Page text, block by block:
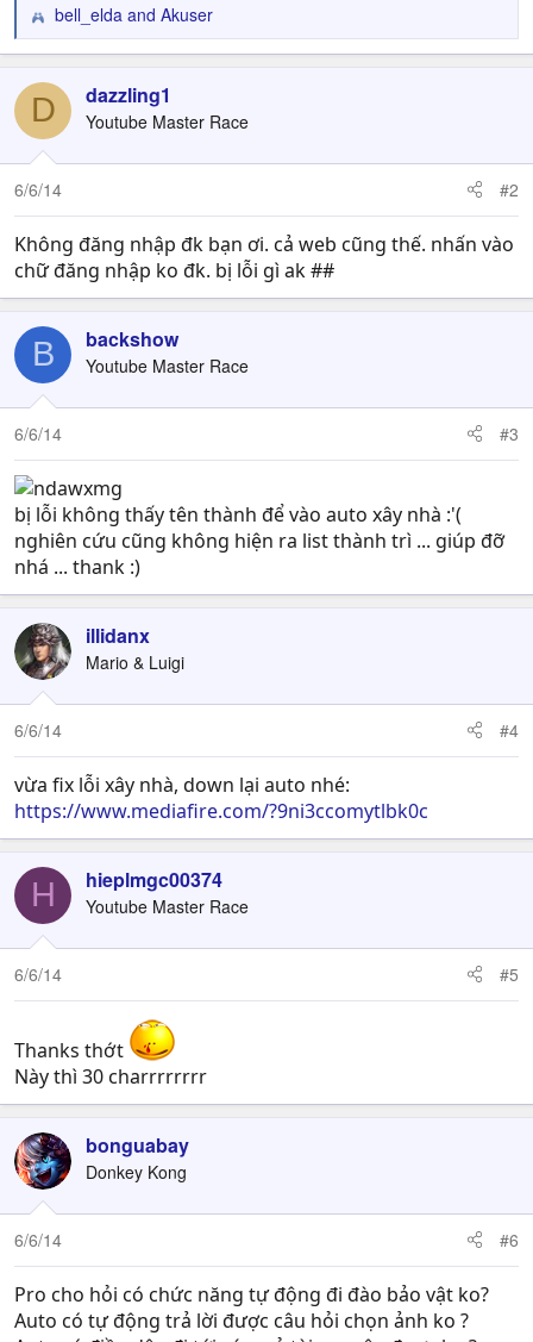
R
e
c
i
o
n
s
bell_elda and Akuser
D dazzling1
Youtube Master Race
6/6/14 #2
Không đăng nhập đk bạn ơi. cả web cũng thế. nhấn vào
chữ đăng nhập ko đk. bị lỗi gì ak ##
B backshow
Youtube Master Race
6/6/14 #3
bị lỗi không thấy tên thành để vào auto xây nhà :'(
nghiên cứu cũng không hiện ra list thành trì ... giúp đỡ
nhá ... thank :)
illidanx
Mario & Luigi
6/6/14 #4
vừa fix lỗi xây nhà, down lại auto nhé:
https://www.mediafire.com/?9ni3ccomytlbk0c
H hieplmgc00374
Youtube Master Race
6/6/14 #5
Thanks thớt
Này thì 30 charrrrrrrr
bonguabay
Donkey Kong
6/6/14 #6
Pro cho hỏi có chức năng tự động đi đào bảo vật ko?
Auto có tự động trả lời được câu hỏi chọn ảnh ko ?